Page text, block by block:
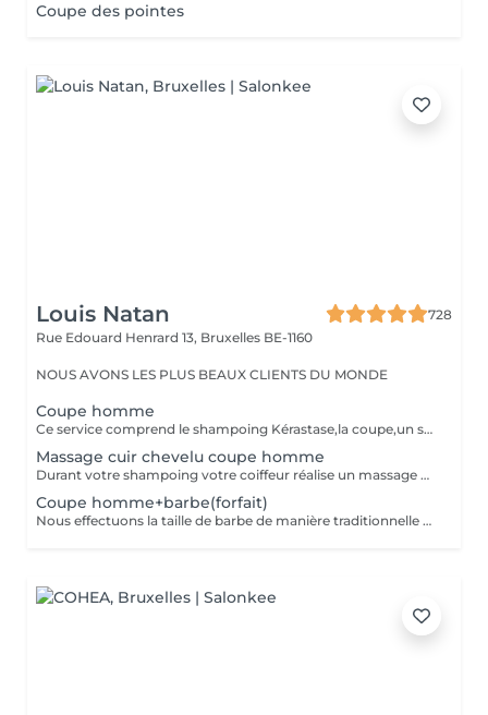
Coupe des pointes
Louis Natan
728
Rue Edouard Henrard 13, Bruxelles BE-1160
NOUS AVONS LES PLUS BEAUX CLIENTS DU MONDE
Coupe homme
Ce service comprend le shampoing Kérastase,la coupe,un séchage et un fixant au choix ainsi qu'une boisson chaude offerte
Massage cuir chevelu coupe homme
Durant votre shampoing votre coiffeur réalise un massage du cuir chevelu de 10 minutes
Coupe homme+barbe(forfait)
Nous effectuons la taille de barbe de manière traditionnelle afin de mettre en valeur cet atout masculin.Ce service comprend le shampoing,la coupe,le séchage et un fixant + la taille de barbe ainsi qu'une boisson offerte